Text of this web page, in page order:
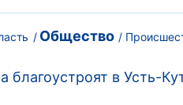
Общество
благоустроят в Усть-